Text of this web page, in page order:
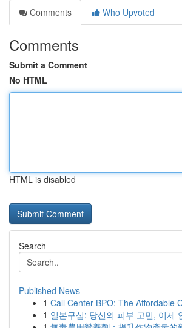
Comments
Who Upvoted
Comments
Submit a Comment
No HTML
HTML is disabled
Search
Published News
1 Call Center BPO: The Affordable
1 일본구심: 당신의 피부 고민, 이제